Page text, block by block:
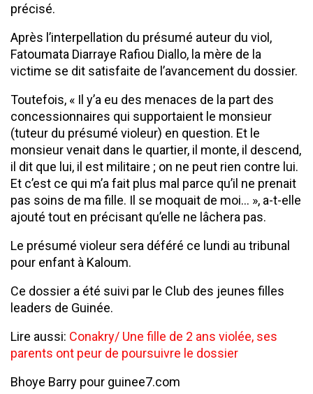
précisé.
Après l’interpellation du présumé auteur du viol,
Fatoumata Diarraye Rafiou Diallo, la mère de la
victime se dit satisfaite de l’avancement du dossier.
Toutefois, « Il y’a eu des menaces de la part des
concessionnaires qui supportaient le monsieur
(tuteur du présumé violeur) en question. Et le
monsieur venait dans le quartier, il monte, il descend,
il dit que lui, il est militaire ; on ne peut rien contre lui.
Et c’est ce qui m’a fait plus mal parce qu’il ne prenait
pas soins de ma fille. Il se moquait de moi… », a-t-elle
ajouté tout en précisant qu’elle ne lâchera pas.
Le présumé violeur sera déféré ce lundi au tribunal
pour enfant à Kaloum.
Ce dossier a été suivi par le Club des jeunes filles
leaders de Guinée.
Lire aussi: Conakry/ Une fille de 2 ans violée, ses
parents ont peur de poursuivre le dossier
Bhoye Barry pour guinee7.com